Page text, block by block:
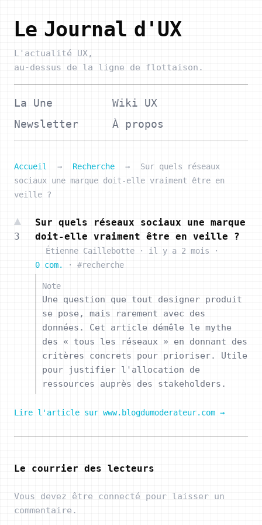
Le Journal d'UX
L'actualité UX,
au-dessus de la ligne de flottaison.
La Une
Wiki UX
Newsletter
À propos
Accueil → Recherche →
Sur quels réseaux
sociaux une marque doit-elle vraiment être en
veille ?
3
Sur quels réseaux sociaux une marque
doit-elle vraiment être en veille ?
Étienne Caillebotte · il y a 2 mois ·
0 com.
· #recherche
Note
Une question que tout designer produit
se pose, mais rarement avec des
données. Cet article démêle le mythe
des « tous les réseaux » en donnant des
critères concrets pour prioriser. Utile
pour justifier l'allocation de
ressources auprès des stakeholders.
Lire l'article sur www.blogdumoderateur.com →
Le courrier des lecteurs
Vous devez être connecté pour laisser un
commentaire.